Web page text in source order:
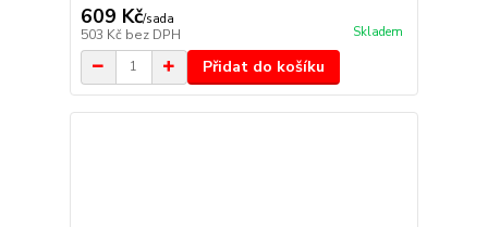
609 Kč/sada
503 Kč bez DPH Skladem
Přidat do košíku